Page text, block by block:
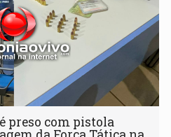
preso com pistola